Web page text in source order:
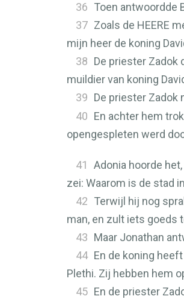
36 Toen antwoordde
37 Zoals de HEERE
mijn heer de koning
38 De priester Zadok
muildier van koning
39 De priester Zadok
40 En achter hem
opengespleten werd
41
Adonia hoorde
zei: Waarom is de stad
42 Terwijl hij nog
man, en zult iets goeds
43 Maar Jonathan
44 En de koning
Plethi. Zij hebben hem
45 En de priester